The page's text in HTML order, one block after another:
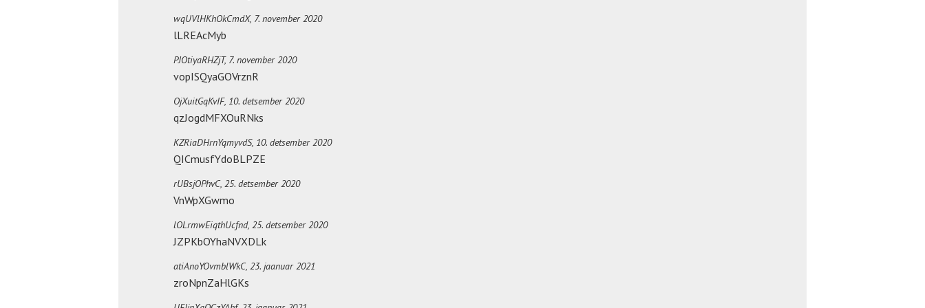
wqUVlHKhOkCmdX, 7. november 2020
lLREAcMyb
PJOtiyaRHZjT, 7. november 2020
vopISQyaGOVrznR
OjXuitGqKvIF, 10. detsember 2020
qzJogdMFXOuRNks
KZRiaDHrnYqmyvdS, 10. detsember 2020
QICmusfYdoBLPZE
rUBsjOPhvC, 25. detsember 2020
VnWpXGwmo
lOLrmwEiqthUcfnd, 25. detsember 2020
JZPKbOYhaNVXDLk
atiAnoYOvmblWkC, 23. jaanuar 2021
zroNpnZaHlGKs